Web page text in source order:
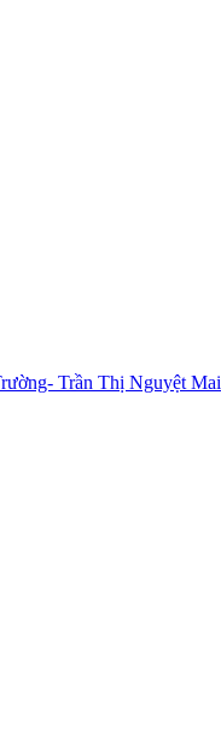
Trần Thị Nguyệt Mai